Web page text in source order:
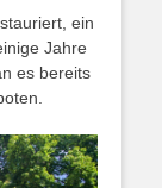
ein
Jahre
es bereits